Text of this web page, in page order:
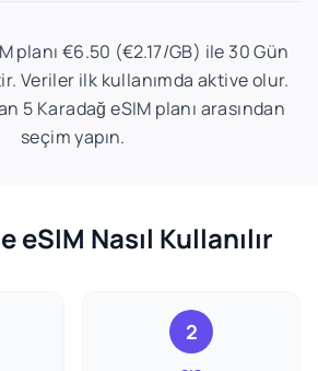
planı €6.50 (€2.17/GB) ile 30 Gün
Veriler ilk kullanımda aktive olur.
5 Karadağ eSIM planı arasından
seçim yapın.
eSIM Nasıl Kullanılır
2